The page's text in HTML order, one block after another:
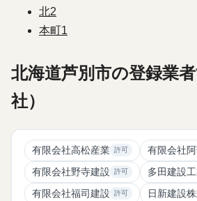
北2
本町1
北海道芦別市の登録業
社）
有限会社高松産業 許可 有限会社
有限会社野寺建設 許可 多田建設
有限会社福司建設 許可 日新建設